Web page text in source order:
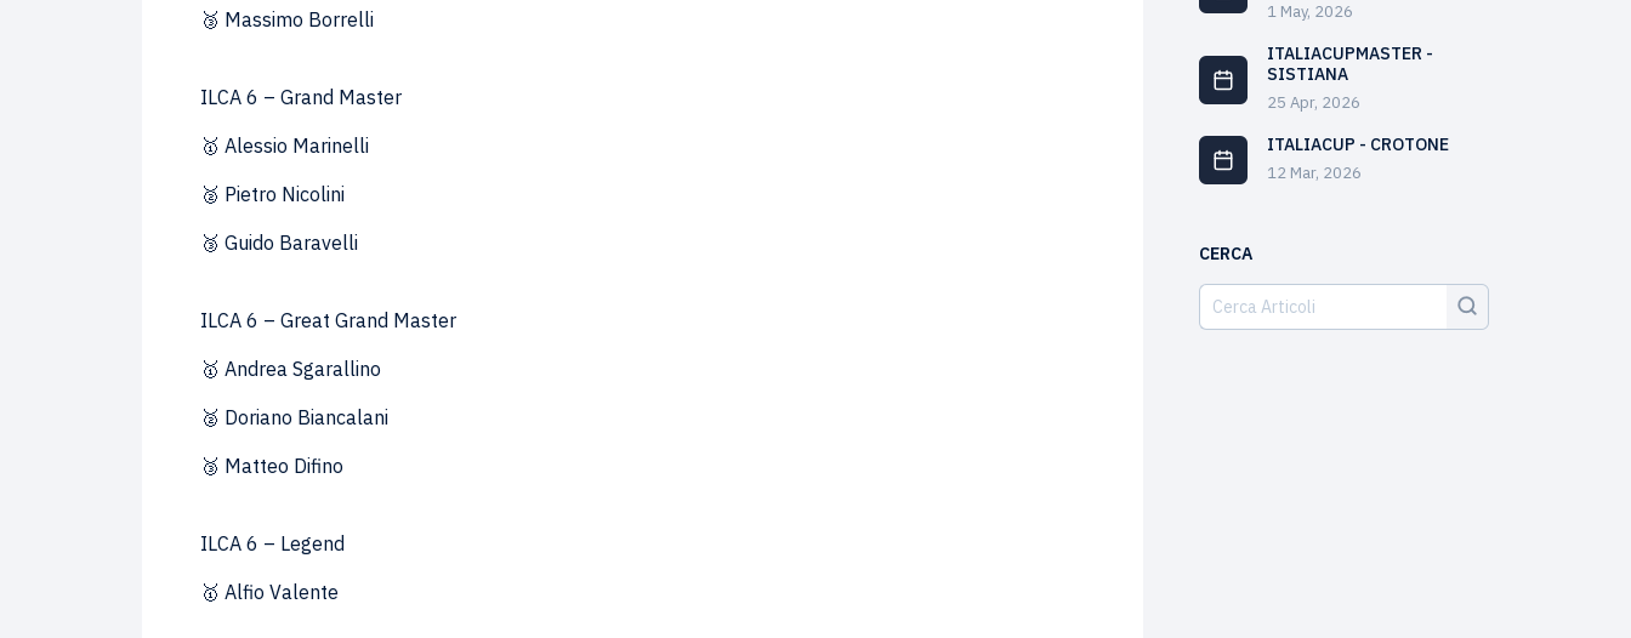
🥉 Massimo Borrelli
ILCA 6 – Grand Master
🥇 Alessio Marinelli
🥈 Pietro Nicolini
🥉 Guido Baravelli
ILCA 6 – Great Grand Master
🥇 Andrea Sgarallino
🥈 Doriano Biancalani
🥉 Matteo Difino
ILCA 6 – Legend
🥇 Alfio Valente
1 May, 2026
ITALIACUPMASTER -
SISTIANA
25 Apr, 2026
ITALIACUP - CROTONE
12 Mar, 2026
CERCA